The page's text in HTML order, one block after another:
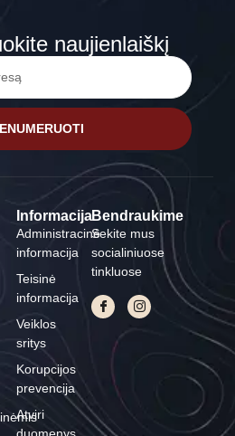
naujienlaiškį
Informacija
Administracinė
informacija
Teisinė
informacija
Veiklos
sritys
Korupcijos
prevencija
Atviri
Bendraukime
Sekite mus
socialiniuose
tinkluose